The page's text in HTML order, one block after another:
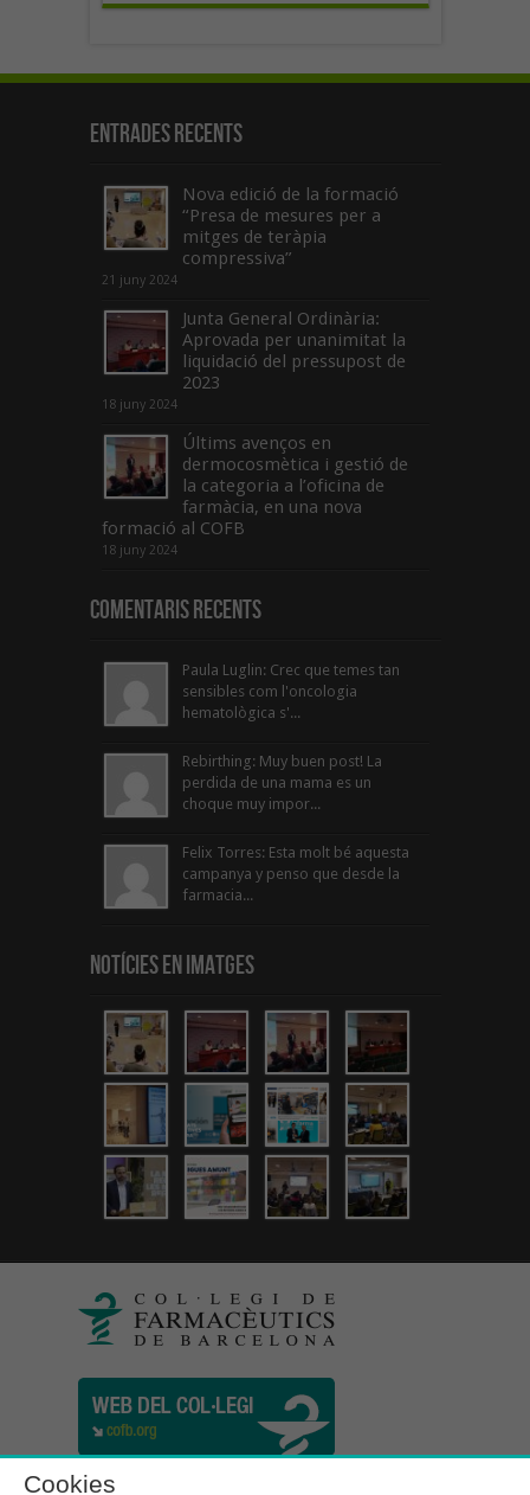
Entrades recents
Nova edició de la formació
“Presa de mesures per a
mitges de teràpia
compressiva”
21 juny 2024
Junta General Ordinària:
Aprovada per unanimitat la
liquidació del pressupost de
2023
18 juny 2024
Últims avenços en
dermocosmètica i gestió de
la categoria a l’oficina de
farmàcia, en una nova
formació al COFB
18 juny 2024
Comentaris Recents
Paula Luglin: Crec que temes tan
sensibles com l'oncologia
hematològica s'...
Rebirthing: Muy buen post! La
perdida de una mama es un
choque muy impor...
Felix Torres: Esta molt bé aquesta
campanya y penso que desde la
farmacia...
Notícies en Imatges
Cookies